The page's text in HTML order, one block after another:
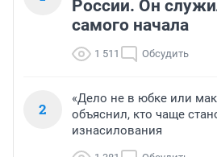
России. Он
самого начала
1 511 Обсудить
2
«Дело не в юбке или
объяснил, кто чаще
изнасилования